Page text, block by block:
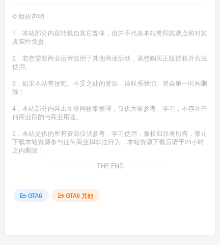
© 版权声明
1．本站部分内容转载自其它媒体，但并不代表本站赞同其观点和对其
真实性负责。
2．若您需要商业运营或用于其他商业活动，请您购买正版授权并合法
使用。
3．如果本站有侵犯、不妥之处的资源，请联系我们。将会第一时间删
除！
4．本站部分内容由互联网收集整理，仅供大家参考、学习，不存在任
何商业目的与商业用途。
5．本站提供的所有资源仅供参考、学习使用，版权归原著所有，禁止
下载本站资源参与任何商业和非法行为，本站资源下载后请于24小时
之内删除！
THE END
GTA6 GTA6 其他